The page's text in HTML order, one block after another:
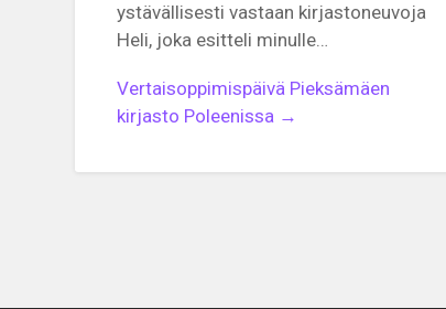
ystävällisesti vastaan kirjastoneuvoja
Heli, joka esitteli minulle…
Vertaisoppimispäivä Pieksämäen
kirjasto Poleenissa →